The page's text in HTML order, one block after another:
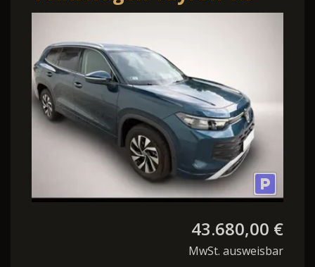
eTSI Prime 7-
Sitzer,LHZ,SHZ,ACC,IQ
Light 11.
43.680,00 €
MwSt. ausweisbar